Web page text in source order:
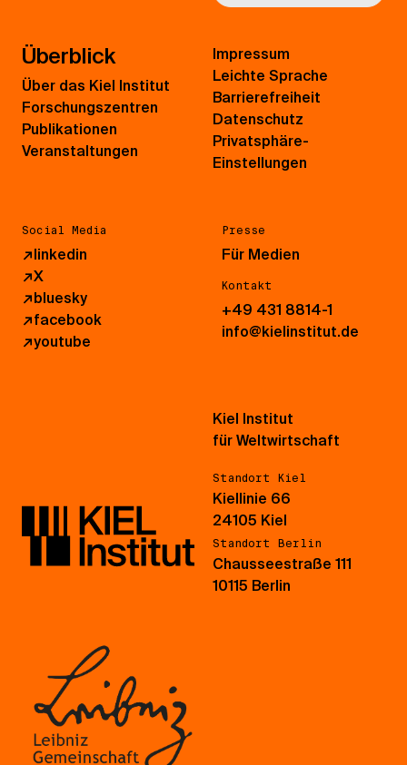
Überblick
Über das Kiel Institut
Forschungszentren
Publikationen
Veranstaltungen
Social Media
↗linkedin
↗X
↗bluesky
↗facebook
↗youtube
Presse
Für Medien
Kontakt
+49 431 8814-1
info@kielinstitut.de
Impressum
Leichte Sprache
Barrierefreiheit
Datenschutz
Privatsphäre-
Einstellungen
Kiel Institut
für Weltwirtschaft
Standort Kiel
Kiellinie 66
24105 Kiel
Standort Berlin
Chausseestraße 111
10115 Berlin